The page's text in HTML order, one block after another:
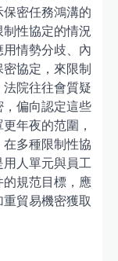
密任務鴻溝的
性協定的情況
情勢分歧、內
協定，來限制
院往往會質疑
偏向認定這些
年夜的范圍，
多種限制性協
人單元與員工
規范目標，應
貿易機密獲取